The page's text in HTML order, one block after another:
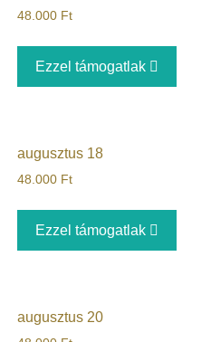
48.000 Ft
Ezzel támogatlak
augusztus 18
48.000 Ft
Ezzel támogatlak
augusztus 20